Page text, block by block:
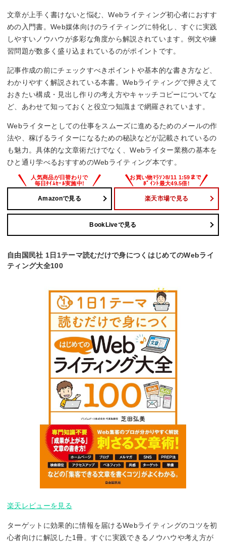
文章が上手く書けないと悩む、Webライティング初心者におすす
めの入門書。Web媒体向けのライティングに特化し、すぐに実践
しやすいノウハウが多彩な角度から解説されています。例文や練
習問題が数多く盛り込まれているのがポイントです。
記事作成の前にチェックすべきポイントや基本的な書き方など、
わかりやすく解説されている本書。Webライティングで押さえて
おきたい構成・見出し作りの考え方やキャッチコピーについてな
ど、あわせて知っておくと役立つ知識まで網羅されています。
Webライターとしての仕事をスムーズに進めるためのメールの作
法や、稼げるライターになるための秘訣などが記載されているの
も魅力。具体的な文章術だけでなく、Webライター業務の基本を
ひと通り学べるおすすめのWebライティング本です。
Amazonで見る 楽天市場で見る
BookLiveで見る
自由国民社 1日1テーマ読むだけで身につくはじめてのWebライ
ティング大全100
楽天レビューを見る
ターゲットに効果的に情報を届けるWebライティングのコツを初
心者向けに解説した1冊。すぐに実践できるノウハウや考え方が